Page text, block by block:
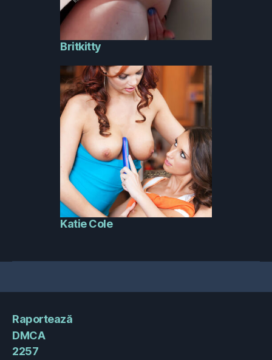
Britkitty
Katie Cole
Raportează
DMCA
2257